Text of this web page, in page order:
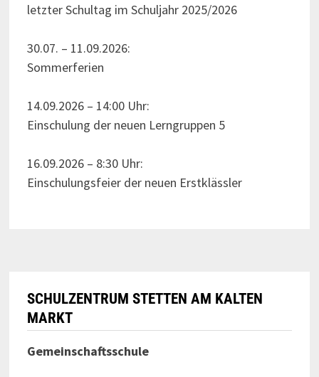
letzter Schultag im Schuljahr 2025/2026
30.07. – 11.09.2026:
Sommerferien
14.09.2026 – 14:00 Uhr:
Einschulung der neuen Lerngruppen 5
16.09.2026 – 8:30 Uhr:
Einschulungsfeier der neuen Erstklässler
SCHULZENTRUM STETTEN AM KALTEN
MARKT
Gemeinschaftsschule